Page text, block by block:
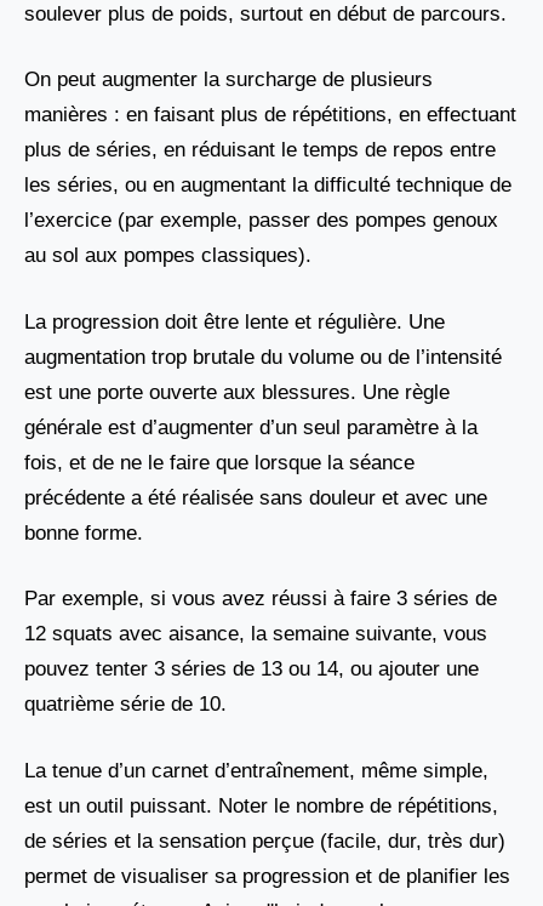
soulever plus de poids, surtout en début de parcours.
On peut augmenter la surcharge de plusieurs
manières : en faisant plus de répétitions, en effectuant
plus de séries, en réduisant le temps de repos entre
les séries, ou en augmentant la difficulté technique de
l’exercice (par exemple, passer des pompes genoux
au sol aux pompes classiques).
La progression doit être lente et régulière. Une
augmentation trop brutale du volume ou de l’intensité
est une porte ouverte aux blessures. Une règle
générale est d’augmenter d’un seul paramètre à la
fois, et de ne le faire que lorsque la séance
précédente a été réalisée sans douleur et avec une
bonne forme.
Par exemple, si vous avez réussi à faire 3 séries de
12 squats avec aisance, la semaine suivante, vous
pouvez tenter 3 séries de 13 ou 14, ou ajouter une
quatrième série de 10.
La tenue d’un carnet d’entraînement, même simple,
est un outil puissant. Noter le nombre de répétitions,
de séries et la sensation perçue (facile, dur, très dur)
permet de visualiser sa progression et de planifier les